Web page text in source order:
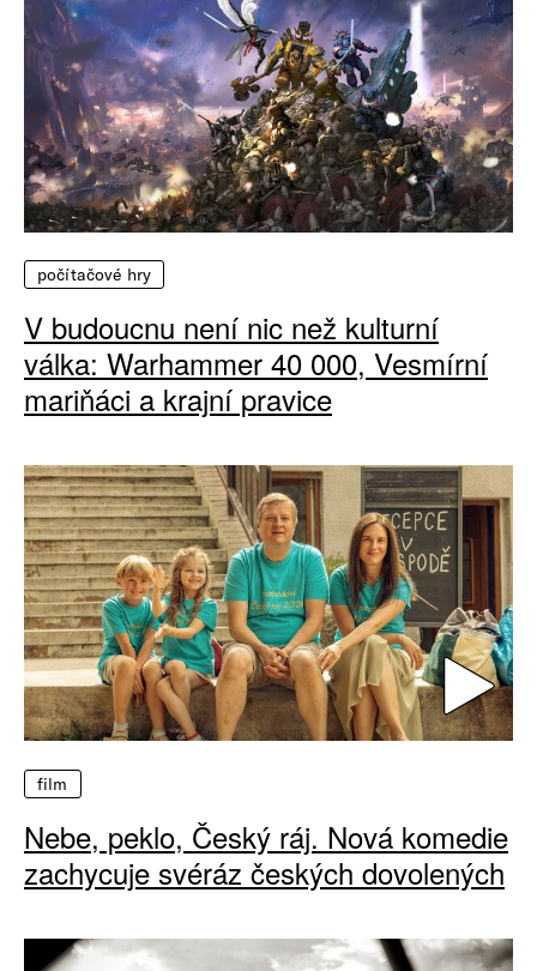
počítačové hry
V budoucnu není nic než kulturní
válka: Warhammer 40 000, Vesmírní
mariňáci a krajní pravice
film
Nebe, peklo, Český ráj. Nová komedie
zachycuje svéráz českých dovolených